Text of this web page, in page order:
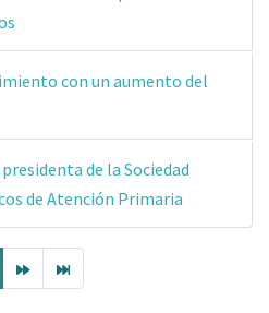
con un aumento del
de la Sociedad
de Atención Primaria